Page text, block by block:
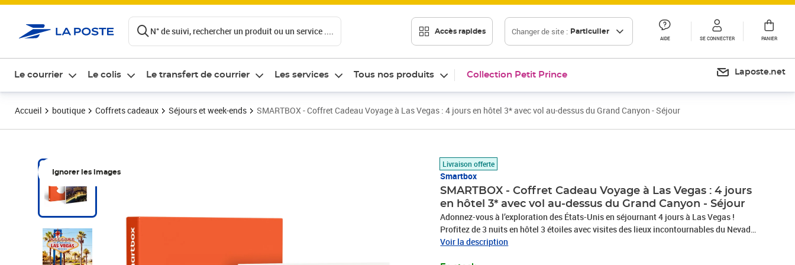
N° de suivi, rechercher un produit ou un service .... Accès rapides Changer de site : Particulier
AIDE SE CONNECTER PANIER
Le courrier Le colis Le transfert de courrier Les services Tous nos produits Collection Petit Prince Laposte.net
Accueil boutique Coffrets cadeaux Séjours et week-ends SMARTBOX - Coffret Cadeau Voyage à Las Vegas : 4 jours en hôtel 3* avec vol au-dessus du Grand Canyon - Séjour
Ignorer les images
Livraison offerte
Smartbox
SMARTBOX - Coffret Cadeau Voyage à Las Vegas : 4 jours
en hôtel 3* avec vol au-dessus du Grand Canyon - Séjour
Adonnez-vous à l’exploration des États-Unis en séjournant 4 jours à Las Vegas !
Profitez de 3 nuits en hôtel 3 étoiles avec visites des lieux incontournables du Nevada
et de l’Arizona pour 2 personnes. Un beau programme vous attend sur place : partez à
Voir la description
Prix 1 469,90€